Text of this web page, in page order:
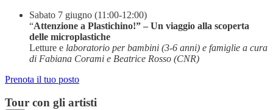
Sabato 7 giugno (11:00-12:00)
“Attenzione a Plastichino!” – Un viaggio alla scoperta
delle microplastiche
Letture e laboratorio per bambini (3-6 anni) e famiglie a cura
di Fabiana Corami e Beatrice Rosso (CNR)
Prenota il tuo posto
Tour con gli artisti